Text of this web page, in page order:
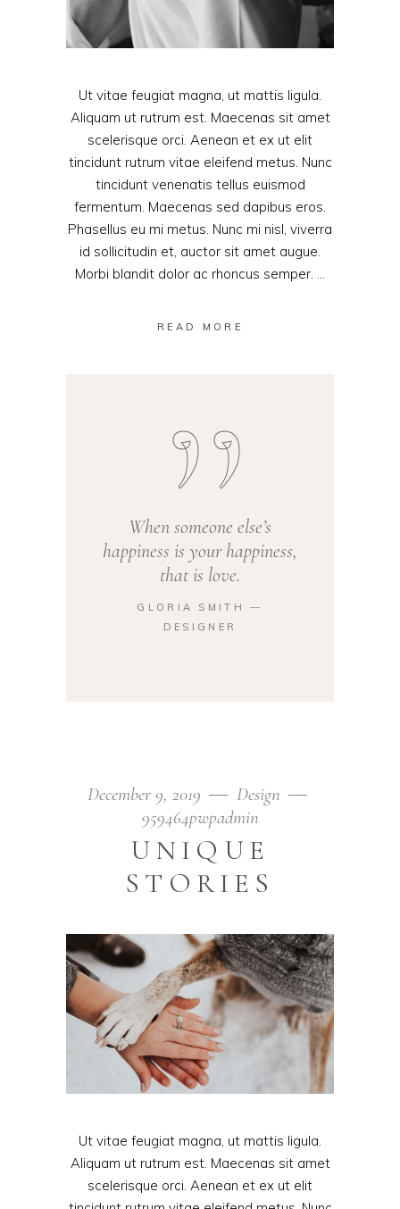
Ut vitae feugiat magna, ut mattis ligula.
Aliquam ut rutrum est. Maecenas sit amet
scelerisque orci. Aenean et ex ut elit
tincidunt rutrum vitae eleifend metus. Nunc
tincidunt venenatis tellus euismod
fermentum. Maecenas sed dapibus eros.
Phasellus eu mi metus. Nunc mi nisl, viverra
id sollicitudin et, auctor sit amet augue.
Morbi blandit dolor ac rhoncus semper.
READ MORE
When someone else’s
happiness is your happiness,
that is love.
GLORIA SMITH ―
DESIGNER
December 9, 2019
Design
959464pwpadmin
UNIQUE
STORIES
Ut vitae feugiat magna, ut mattis ligula.
Aliquam ut rutrum est. Maecenas sit amet
scelerisque orci. Aenean et ex ut elit